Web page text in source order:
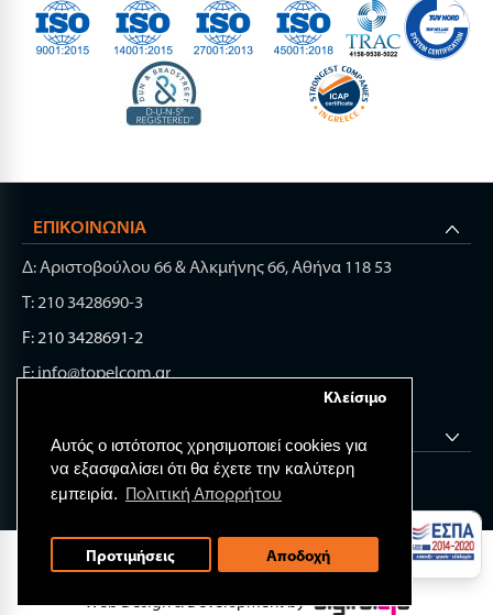
Αυτός ο ιστότοπος χρησιμοποιεί cookies για
να εξασφαλίσει ότι θα έχετε την καλύτερη
εμπειρία. Πολιτική Απορρήτου
Κλείσιμο
Προτιμήσεις Αποδοχή
ΕΠΙΚΟΙΝΩΝΊΑ
Δ: Αριστοβούλου 66 & Αλκμήνης 66, Αθήνα 118 53
Τ: 210 3428690-3
F: 210 3428691-2
E: info@topelcom.gr
ΧΡΉΣΙΜΑ LINK
© 2026 TOP ELECTRONIC COMPONENTS.
All rights reserved.
Web Design & Development by